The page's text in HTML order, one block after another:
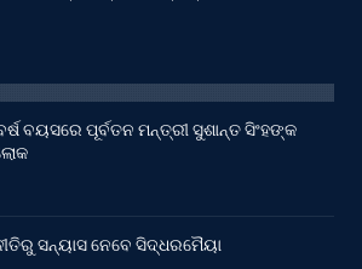
ବୟସରେ ପୂର୍ବତନ ମନ୍ତ୍ରୀ ସୁଶାନ୍ତ ସିଂହଙ୍କ
ସନ୍ୟାସ ନେବେ ସିଦ୍ଧରମୈୟା